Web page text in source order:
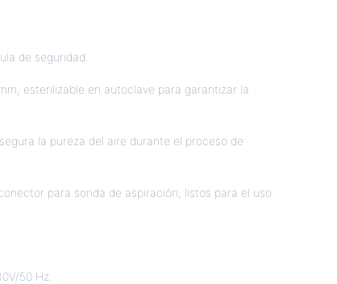
de seguridad.
esterilizable en autoclave para garantizar la
la pureza del aire durante el proceso de
para sonda de aspiración, listos para el uso
50 Hz.